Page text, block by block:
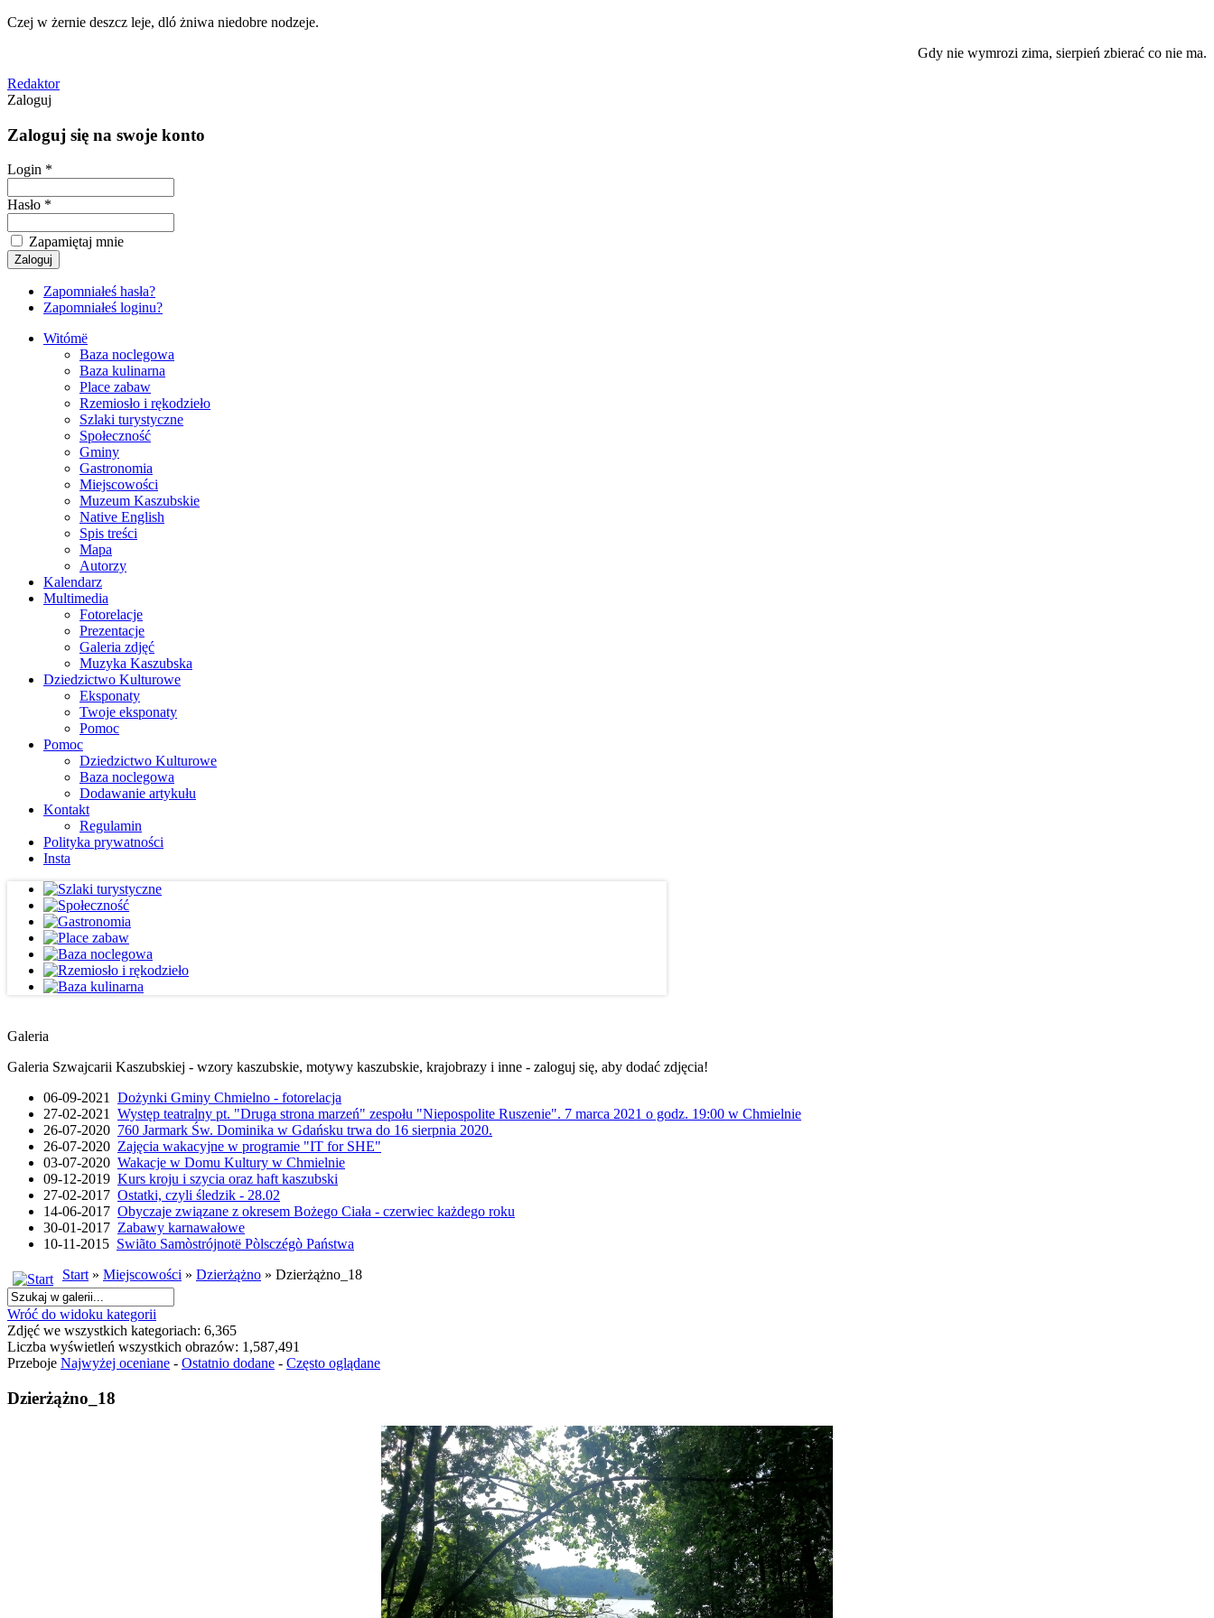
Czej w żernie deszcz leje, dló żniwa niedobre nodzeje.
Gdy nie wymrozi zima, sierpień zbierać co nie ma.
Redaktor
Zaloguj
Zaloguj się na swoje konto
Login *
Hasło *
Zapamiętaj mnie
Zapomniałeś hasła?
Zapomniałeś loginu?
Witómë
Baza noclegowa
Baza kulinarna
Place zabaw
Rzemiosło i rękodzieło
Szlaki turystyczne
Społeczność
Gminy
Gastronomia
Miejscowości
Muzeum Kaszubskie
Native English
Spis treści
Mapa
Autorzy
Kalendarz
Multimedia
Fotorelacje
Prezentacje
Galeria zdjęć
Muzyka Kaszubska
Dziedzictwo Kulturowe
Eksponaty
Twoje eksponaty
Pomoc
Pomoc
Dziedzictwo Kulturowe
Baza noclegowa
Dodawanie artykułu
Kontakt
Regulamin
Polityka prywatności
Insta
Galeria
Galeria Szwajcarii Kaszubskiej - wzory kaszubskie, motywy kaszubskie, krajobrazy i inne - zaloguj się, aby dodać zdjęcia!
06-09-2021 Dożynki Gminy Chmielno - fotorelacja
27-02-2021 Występ teatralny pt. "Druga strona marzeń" zespołu "Niepospolite Ruszenie". 7 marca 2021 o godz. 19:00 w Chmielnie
26-07-2020 760 Jarmark Św. Dominika w Gdańsku trwa do 16 sierpnia 2020.
26-07-2020 Zajęcia wakacyjne w programie "IT for SHE"
03-07-2020 Wakacje w Domu Kultury w Chmielnie
09-12-2019 Kurs kroju i szycia oraz haft kaszubski
27-02-2017 Ostatki, czyli śledzik - 28.02
14-06-2017 Obyczaje związane z okresem Bożego Ciała - czerwiec każdego roku
30-01-2017 Zabawy karnawałowe
10-11-2015 Swiãto Samòstrójnotë Pòlsczégò Państwa
Start» Miejscowości » Dzierżążno » Dzierżążno_18
Wróć do widoku kategorii
Zdjęć we wszystkich kategoriach: 6,365
Liczba wyświetleń wszystkich obrazów: 1,587,491
Przeboje Najwyżej oceniane - Ostatnio dodane - Często oglądane
Dzierżążno_18